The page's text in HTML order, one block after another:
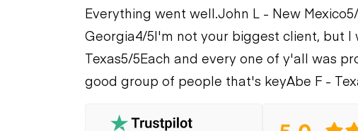
Everything went well.John L - New Mexico
Georgia4/5I'm not your biggest client, but I
Texas5/5Each and every one of y'all was
good group of people that's keyAbe F -